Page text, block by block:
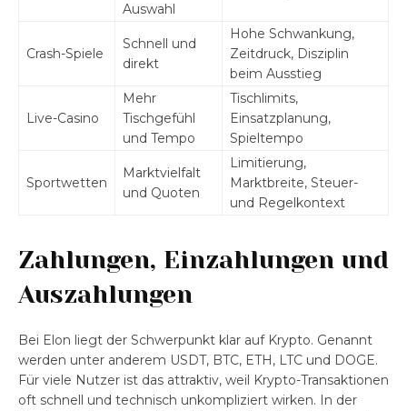
Auswahl
Crash-Spiele
Schnell und
direkt
Hohe Schwankung,
Zeitdruck, Disziplin
beim Ausstieg
Live-Casino
Mehr
Tischgefühl
und Tempo
Tischlimits,
Einsatzplanung,
Spieltempo
Sportwetten
Marktvielfalt
und Quoten
Limitierung,
Marktbreite, Steuer-
und Regelkontext
Zahlungen, Einzahlungen und
Auszahlungen
Bei Elon liegt der Schwerpunkt klar auf Krypto. Genannt
werden unter anderem USDT, BTC, ETH, LTC und DOGE.
Für viele Nutzer ist das attraktiv, weil Krypto-Transaktionen
oft schnell und technisch unkompliziert wirken. In der